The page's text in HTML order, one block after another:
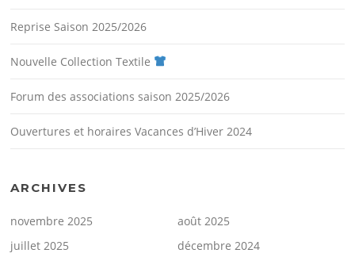
Reprise Saison 2025/2026
Nouvelle Collection Textile
Forum des associations saison 2025/2026
Ouvertures et horaires Vacances d’Hiver 2024
ARCHIVES
novembre 2025
août 2025
juillet 2025
décembre 2024